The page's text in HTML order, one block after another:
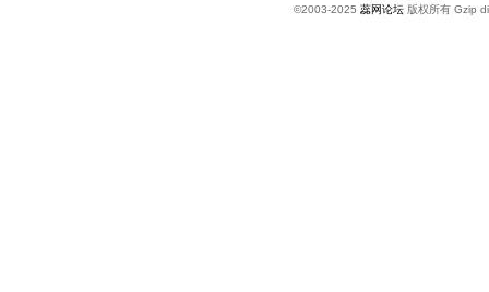
©2003-2025 蕊网论坛 版权所有 Gzip